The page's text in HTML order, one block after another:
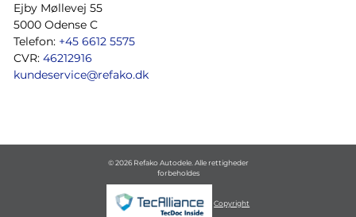
Ejby Møllevej 55
5000 Odense C
Telefon: +45 6612 5575
CVR: 46212916
kundeservice@refako.dk
© 2026 Refako Autodele. Alle rettigheder
forbeholdes
Copyright